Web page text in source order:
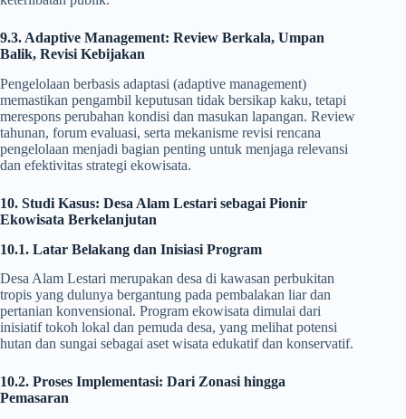
9.3. Adaptive Management: Review Berkala, Umpan
Balik, Revisi Kebijakan
Pengelolaan berbasis adaptasi (adaptive management)
memastikan pengambil keputusan tidak bersikap kaku, tetapi
merespons perubahan kondisi dan masukan lapangan. Review
tahunan, forum evaluasi, serta mekanisme revisi rencana
pengelolaan menjadi bagian penting untuk menjaga relevansi
dan efektivitas strategi ekowisata.
10. Studi Kasus: Desa Alam Lestari sebagai Pionir
Ekowisata Berkelanjutan
10.1. Latar Belakang dan Inisiasi Program
Desa Alam Lestari merupakan desa di kawasan perbukitan
tropis yang dulunya bergantung pada pembalakan liar dan
pertanian konvensional. Program ekowisata dimulai dari
inisiatif tokoh lokal dan pemuda desa, yang melihat potensi
hutan dan sungai sebagai aset wisata edukatif dan konservatif.
10.2. Proses Implementasi: Dari Zonasi hingga
Pemasaran